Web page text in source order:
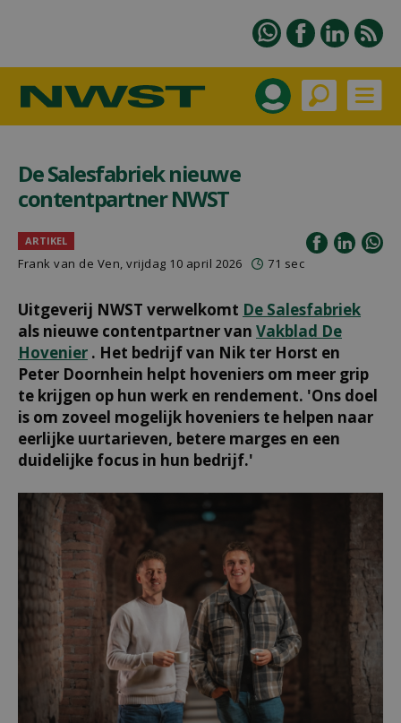
De Salesfabriek nieuwe
contentpartner NWST
ARTIKEL
Frank van de Ven, vrijdag 10 april 2026 71 sec
Uitgeverij NWST verwelkomt De Salesfabriek
als nieuwe contentpartner van Vakblad De
Hovenier . Het bedrijf van Nik ter Horst en
Peter Doornhein helpt hoveniers om meer grip
te krijgen op hun werk en rendement. 'Ons doel
is om zoveel mogelijk hoveniers te helpen naar
eerlijke uurtarieven, betere marges en een
duidelijke focus in hun bedrijf.'